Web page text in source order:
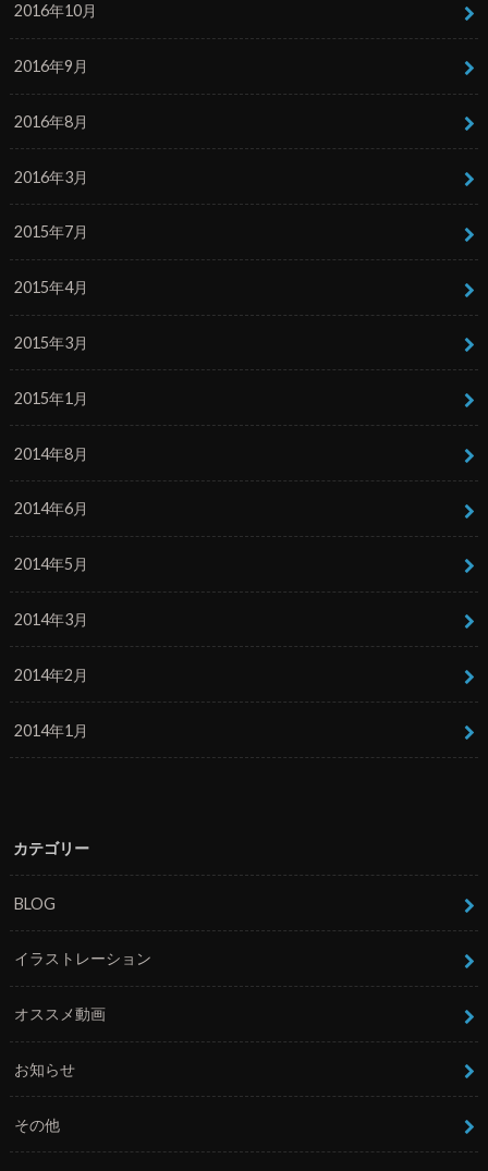
2016年10月
2016年9月
2016年8月
2016年3月
2015年7月
2015年4月
2015年3月
2015年1月
2014年8月
2014年6月
2014年5月
2014年3月
2014年2月
2014年1月
カテゴリー
BLOG
イラストレーション
オススメ動画
お知らせ
その他